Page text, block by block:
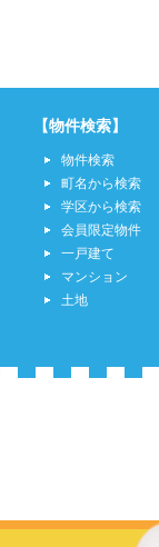
【物件検索】
物件検索
町名から検索
学区から検索
会員限定物件
一戸建て
マンション
土地